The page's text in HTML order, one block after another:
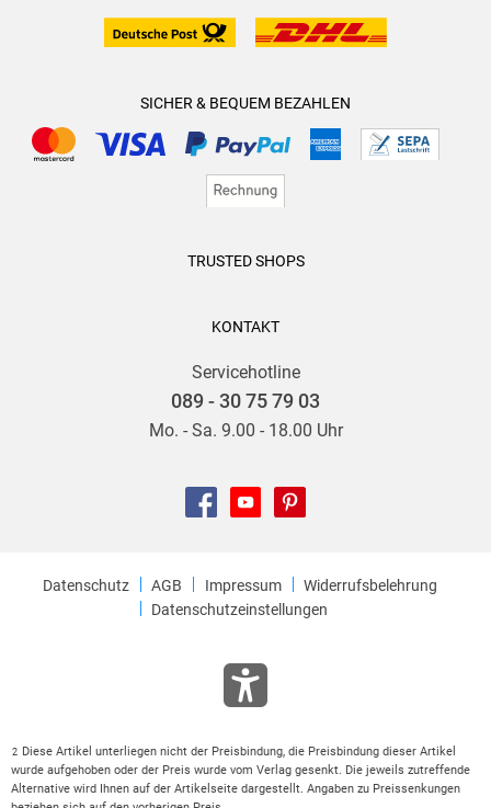
SICHER & BEQUEM BEZAHLEN
TRUSTED SHOPS
KONTAKT
Servicehotline
089 - 30 75 79 03
Mo. - Sa. 9.00 - 18.00 Uhr
Datenschutz AGB Impressum
Widerrufsbelehrung
Datenschutzeinstellungen
2
Diese Artikel unterliegen nicht der Preisbindung, die Preisbindung dieser Artikel
wurde aufgehoben oder der Preis wurde vom Verlag gesenkt. Die jeweils zutreffende
Alternative wird Ihnen auf der Artikelseite dargestellt. Angaben zu Preissenkungen